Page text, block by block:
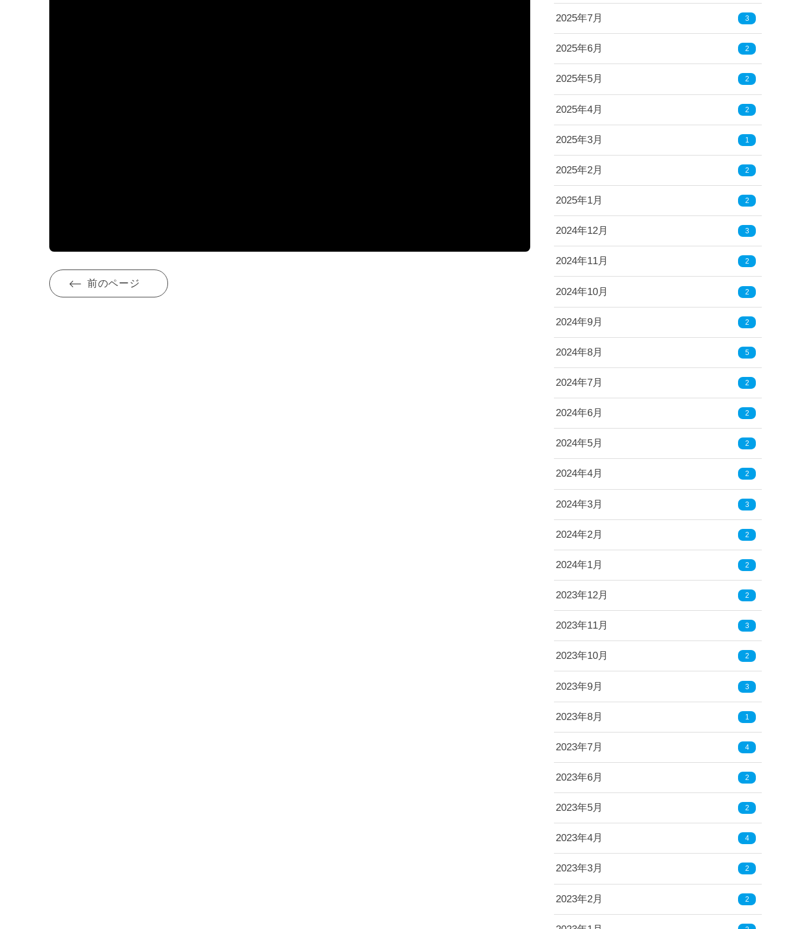
前のページ
2025年7月 3
2025年6月 2
2025年5月 2
2025年4月 2
2025年3月 1
2025年2月 2
2025年1月 2
2024年12月 3
2024年11月 2
2024年10月 2
2024年9月 2
2024年8月 5
2024年7月 2
2024年6月 2
2024年5月 2
2024年4月 2
2024年3月 3
2024年2月 2
2024年1月 2
2023年12月 2
2023年11月 3
2023年10月 2
2023年9月 3
2023年8月 1
2023年7月 4
2023年6月 2
2023年5月 2
2023年4月 4
2023年3月 2
2023年2月 2